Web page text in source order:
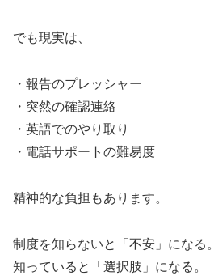
でも現実は、
・報告のプレッシャー
・突然の確認連絡
・英語でのやり取り
・電話サポートの難易度
精神的な負担もあります。
制度を知らないと「不安」になる。
知っていると「選択肢」になる。